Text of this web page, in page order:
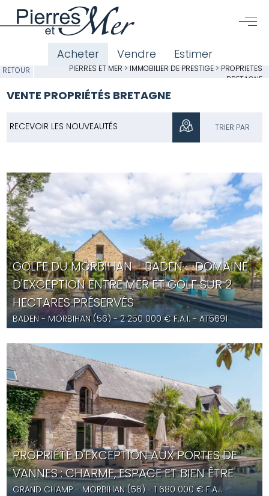
Acheter Vendre Estimer
RETOUR PIERRES ET MER > IMMOBILIER DE PRESTIGE > PROPRIÉTÉS
BRETAGNE
VENTE PROPRIÉTÉS BRETAGNE
TRIER PAR
RECEVOIR LES NOUVEAUTÉS
GOLFE DU MORBIHAN - BADEN - DOMAINE
D'EXCEPTION ENTRE MER ET GOLF SUR 2
HECTARES PRÉSERVÉS
BADEN - MORBIHAN (56) -2 250 000€ F.A.I.- AT5691
PROPRIÉTÉ D'EXCEPTION AUX PORTES DE
VANNES : CHARME, ESPACE ET BIEN ÊTRE
GRAND CHAMP- MORBIHAN (56) -1 680 000€ F.A.I.-